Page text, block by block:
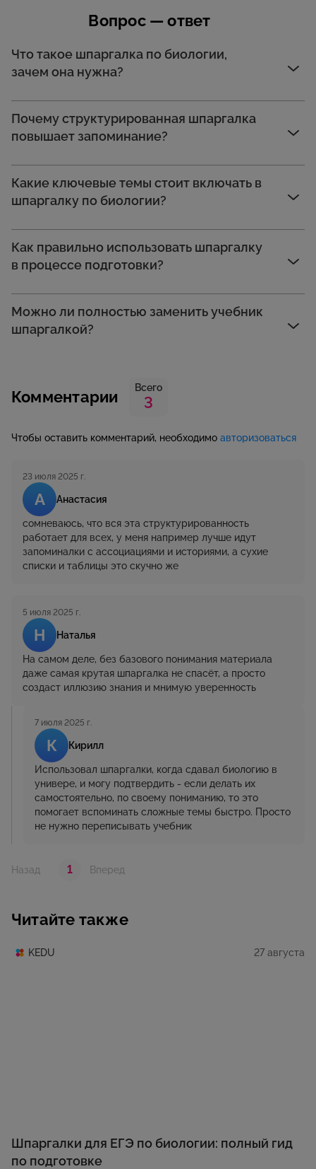
Вопрос — ответ
Что такое шпаргалка по биологии,
зачем она нужна?
Почему структурированная шпаргалка
повышает запоминание?
Какие ключевые темы стоит включать в
шпаргалку по биологии?
Как правильно использовать шпаргалку
в процессе подготовки?
Можно ли полностью заменить учебник
шпаргалкой?
Комментарии Всего
3
Чтобы оставить комментарий, необходимо авторизоваться
А Анастасия
23 июля 2025 г.
сомневаюсь, что вся эта структурированность
работает для всех, у меня например лучше идут
запоминалки с ассоциациями и историями, а сухие
списки и таблицы это скучно же
Н Наталья
5 июля 2025 г.
На самом деле, без базового понимания материала
даже самая крутая шпаргалка не спасёт, а просто
создаст иллюзию знания и мнимую уверенность
К Кирилл
7 июля 2025 г.
Использовал шпаргалки, когда сдавал биологию в
универе, и могу подтвердить - если делать их
самостоятельно, по своему пониманию, то это
помогает вспоминать сложные темы быстро. Просто
не нужно переписывать учебник
Назад 1 Вперед
Читайте также
KEDU 27 августа
Шпаргалки для ЕГЭ по биологии: полный гид
по подготовке